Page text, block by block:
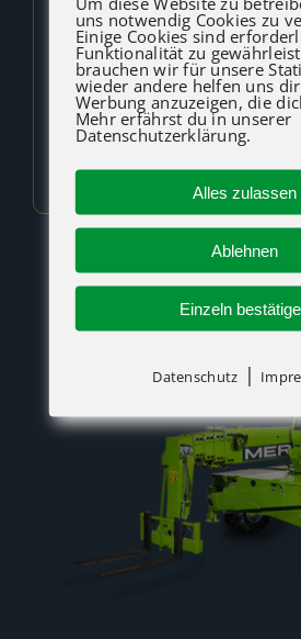
alle Bewegungen oder
Positionsänderungen
überwachen, ohne den
längere Zeit in eine
uns notwendig Cookies zu
Einige Cookies sind
Funktionalität zu
brauchen wir für unsere
wieder andere helfen uns
Werbung anzuzeigen, die
Mehr erfährst du in unserer
Datenschutzerklärung.
Alles zulassen
Ablehnen
Einzeln
Datenschutz |